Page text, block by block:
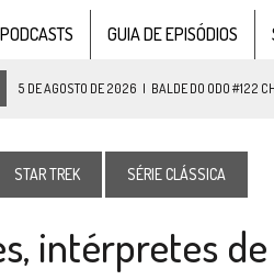
PODCASTS GUIA DE EPISÓDIOS
4 DE AGOSTO DE 2026 REVISITANDO “HIDE
PARAMOUNT E CBS DERRUBAM NOVO
DE 2026 | TB AO VIVO | STAR TREK: STRANGE
DE 2026 ELENCO DE STRANGE NEW WORLDS
2026 GRANDES JORNADAS | QUATRO
STAR TREK SÉRIE CLÁSSICA
intérpretes